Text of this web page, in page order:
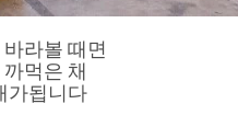
라볼 때면
먹은 채
가됩니다